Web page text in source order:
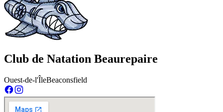
Club de Natation Beaurepaire
Ouest-de-l'ÎleBeaconsfield